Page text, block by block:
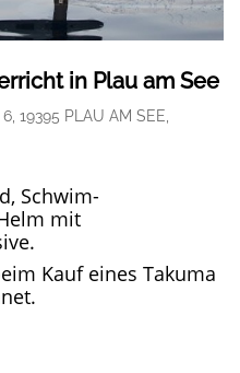
in Plau am See
PLAU AM SEE, D
Schwim-
mit
Kauf eines Takuma